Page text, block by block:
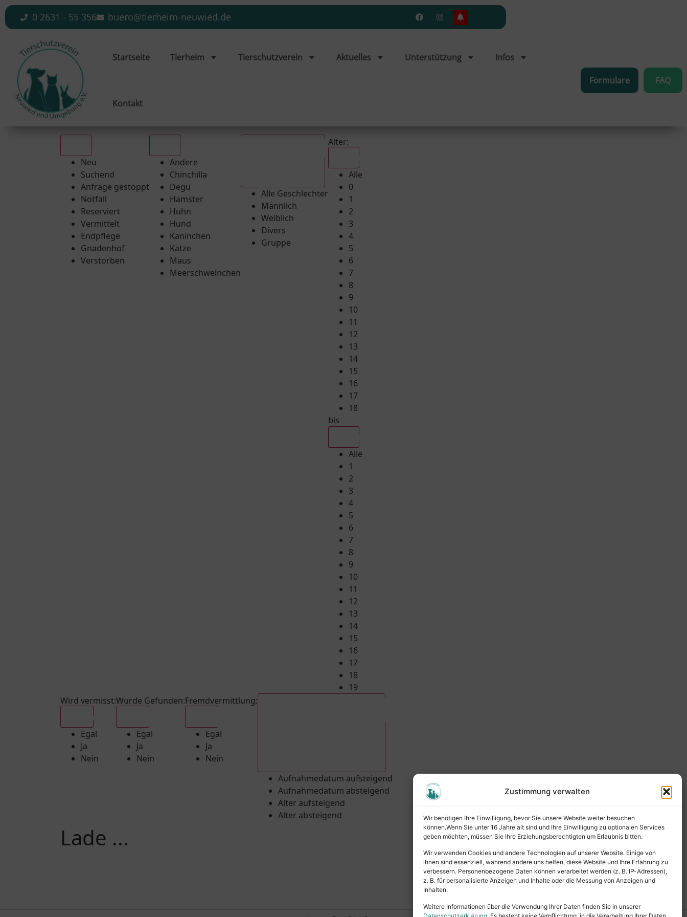
Zustimmung verwalten
Wir benötigen Ihre Einwilligung, bevor Sie unsere Website weiter besuchen
können.Wenn Sie unter 16 Jahre alt sind und Ihre Einwilligung zu optionalen Services
geben möchten, müssen Sie Ihre Erziehungsberechtigten um Erlaubnis bitten.
Wir verwenden Cookies und andere Technologien auf unserer Website. Einige von
ihnen sind essenziell, während andere uns helfen, diese Website und Ihre Erfahrung zu
verbessern. Personenbezogene Daten können verarbeitet werden (z. B. IP-Adressen),
z. B. für personalisierte Anzeigen und Inhalte oder die Messung von Anzeigen und
Inhalten.
Weitere Informationen über die Verwendung Ihrer Daten finden Sie in unserer
0 2631 - 55 356 buero@tierheim-neuwied.de
Startseite Tierheim Tierschutzverein Aktuelles Unterstützung Infos
Kontakt
Formulare FAQ
Neu
Suchend
Anfrage gestoppt
Notfall
Reserviert
Vermittelt
Endpflege
Gnadenhof
Verstorben
Andere
Chinchilla
Degu
Hamster
Huhn
Hund
Kaninchen
Katze
Maus
Meerschweinchen
Alle Geschlechter
Männlich
Weiblich
Divers
Gruppe
Alter:
Alle
0
1
2
3
4
5
6
7
8
9
10
11
12
13
14
15
16
17
18
bis
Alle
1
2
3
4
5
6
7
8
9
10
11
12
13
14
15
16
17
18
19
Wird vermisst:
Egal
Ja
Nein
Wurde Gefunden:
Egal
Ja
Nein
Fremdvermittlung:
Egal
Ja
Nein
Aufnahmedatum aufsteigend
Aufnahmedatum absteigend
Alter aufsteigend
Alter absteigend
Lade ...